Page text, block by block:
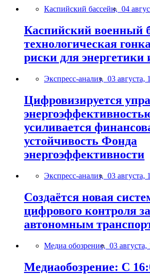
Каспийский бассейн, 04
Каспийский военный
технологическая
риски для энергетики
Экспресс-анализ, 03 августа,
Цифровизируется
усиливается
устойчивость Фонда
энергоэффективности
Экспресс-анализ, 03 августа,
Создаётся новая
цифрового контроля
автономным
Медиа обозрение, 03 августа,
Медиаобозрение: С